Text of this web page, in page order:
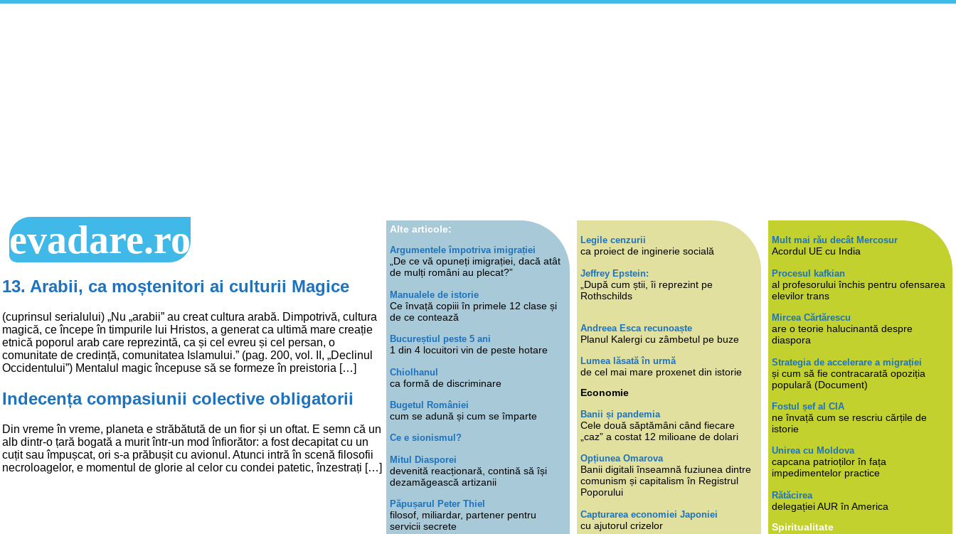
evadare.ro
13. Arabii, ca moștenitori ai culturii Magice
(cuprinsul serialului) „Nu „arabii” au creat cultura arabă. Dimpotrivă, cultura
magică, ce începe în timpurile lui Hristos, a generat ca ultimă mare creație
etnică poporul arab care reprezintă, ca și cel evreu și cel persan, o
comunitate de credință, comunitatea Islamului.” (pag. 200, vol. II, „Declinul
Occidentului”) Mentalul magic începuse să se formeze în preistoria […]
Indecența compasiunii colective obligatorii
Din vreme în vreme, planeta e străbătută de un fior și un oftat. E semn că un
alb dintr-o țară bogată a murit într-un mod înfiorător: a fost decapitat cu un
cuțit sau împușcat, ori s-a prăbușit cu avionul. Atunci intră în scenă filosofii
necroloagelor, e momentul de glorie al celor cu condei patetic, înzestrați […]
Alte articole:
Argumentele împotriva imigrației
„De ce vă opuneți imigrației, dacă atât
de mulți români au plecat?”
Manualele de istorie
Ce învață copiii în primele 12 clase și
de ce contează
Bucureștiul peste 5 ani
1 din 4 locuitori vin de peste hotare
Chiolhanul
ca formă de discriminare
Bugetul României
cum se adună și cum se împarte
Ce e sionismul?
Mitul Diasporei
devenită reacționară, contină să își
dezamăgească artizanii
Păpușarul Peter Thiel
filosof, miliardar, partener pentru
servicii secrete
Legile cenzurii
ca proiect de inginerie socială
Jeffrey Epstein:
„După cum știi, îi reprezint pe
Rothschilds
Andreea Esca recunoaște
Planul Kalergi cu zâmbetul pe buze
Lumea lăsată în urmă
de cel mai mare proxenet din istorie
Economie
Banii și pandemia
Cele două săptămâni când fiecare
„caz” a costat 12 milioane de dolari
Opțiunea Omarova
Banii digitali înseamnă fuziunea dintre
comunism și capitalism în Registrul
Poporului
Capturarea economiei Japoniei
cu ajutorul crizelor
Mult mai rău decât Mercosur
Acordul UE cu India
Procesul kafkian
al profesorului închis pentru ofensarea
elevilor trans
Mircea Cărtărescu
are o teorie halucinantă despre
diaspora
Strategia de accelerare a migrației
și cum să fie contracarată opoziția
populară (Document)
Fostul șef al CIA
ne învață cum se rescriu cărțile de
istorie
Unirea cu Moldova
capcana patrioților în fața
impedimentelor practice
Rătăcirea
delegației AUR în America
Spiritualitate